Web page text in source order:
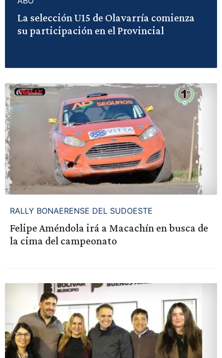
La selección U15 de Olavarría comienza
su participación en el Provincial
RALLY BONAERENSE DEL SUDOESTE
Felipe Améndola irá a Macachín en busca de
la cima del campeonato